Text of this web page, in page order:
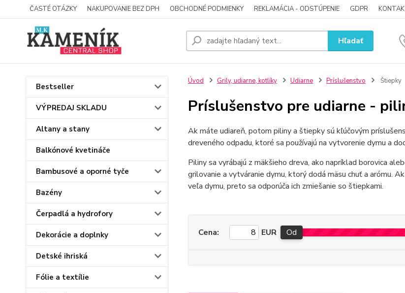
ČASTÉ OTÁZKY NAKUPOVANIE BEZ DPH OBCHODNÉ PODMIENKY REKLAMÁCIA - ODSTÚPENIE GDPR
Hľadať
Bestseller
VÝPREDAJ SKLADU
Altany a stany
Balkónové kvetináče
Bambusové a oporné tyče
Bazény
Čerpadlá a hydrofory
Dekorácie a doplnky
Detské ihriská
Fólie a textílie
Úvod Grily, udiarne, kotlíky Udiarne Príslušenstvo Štiepky
Príslušenstvo pre udiarne -
Ak máte udiareň, potom piliny a štiepky sú kľúčovým
dreveného odpadu, ktoré sa používajú na vytvorenie dymu a
Piliny sa vyrábajú z mäkšieho dreva, ako napríklad borovica
grilovanie a vytváranie dymu, ktorý dodá mäsu chuť a arómu.
veľa dymu, preto sa odporúča ich zmiešanie so štiepkami.
Cena: EUR Od